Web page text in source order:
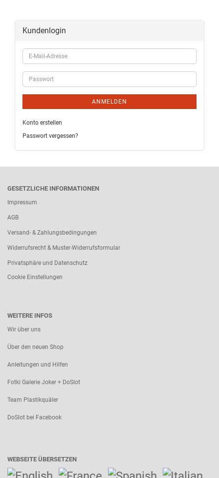
Kundenlogin
ANMELDEN
Konto erstellen
Passwort vergessen?
GESETZLICHE INFORMATIONEN
Impressum
AGB
Versand- & Zahlungsbedingungen
Widerrufsrecht & Muster-Widerrufsformular
Privatsphäre und Datenschutz
Cookie Einstellungen
WEITERE INFOS
Wir über uns
Über den neuen Shop
Anleitungen und Hilfen
Fotki Galerie Joker + DoSlot
Team Plastikquäler
DoSlot bei Facebook
WEBSEITE ÜBERSETZEN